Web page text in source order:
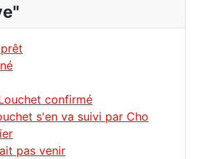
confirmé
s'en va suivi par Cho
pas venir